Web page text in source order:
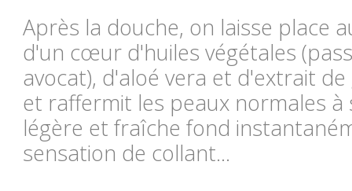
Après la douche, on laisse place
d'un cœur d'huiles végétales
avocat), d'aloé vera et d'extrait
et raffermit les peaux normales à
légère et fraîche fond
sensation de collant...